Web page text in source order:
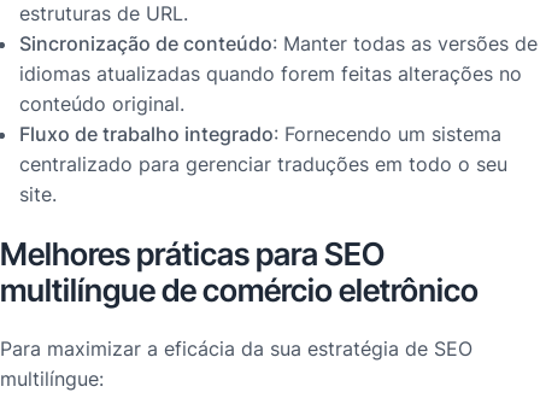
estruturas de URL.
Sincronização de conteúdo: Manter todas as versões de
idiomas atualizadas quando forem feitas alterações no
conteúdo original.
Fluxo de trabalho integrado: Fornecendo um sistema
centralizado para gerenciar traduções em todo o seu
site.
Melhores práticas para SEO
multilíngue de comércio eletrônico
Para maximizar a eficácia da sua estratégia de SEO
multilíngue: